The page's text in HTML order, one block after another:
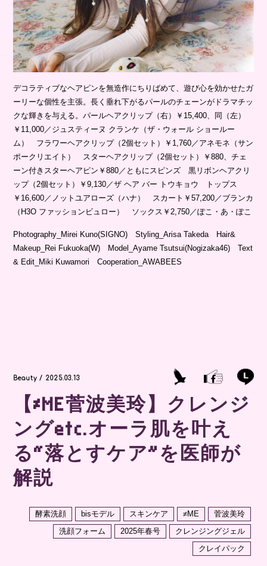
デコラティブなヘアピンを無造作にちりばめて、遊び心を効かせたガ
ーリーな個性を主張。長く垂れ下がるパールのチェーンがドラマチッ
クな輝きを与える。パールヘアクリップ（右）￥15,400、同（左）
￥11,000／ジュスティーヌ クランケ（ザ・ウォール ショールー
ム） フラワーヘアクリップ（2個セット）￥1,760／アネモネ（サン
ポークリエイト） スターヘアクリップ（2個セット）￥880、チェ
ーン付きスターヘアピン￥880／ともにスピンズ 黒リボンヘアクリ
ップ（2個セット）￥9,130／ザ ヘア バー トウキョウ トップス
￥16,600／ノットユアローズ（ハナ） スカート￥57,200／ブランカ
（H3O ファッションビュロー） ソックス￥2,750／ぽこ・あ・ぽこ
Photography_Mirei Kuno(SIGNO) Styling_Arisa Takeda Hair&
Makeup_Rei Fukuoka(W) Model_Ayame Tsutsui(Nogizaka46) Text
& Edit_Miki Kuwamori Cooperation_AWABEES
Beauty / 2025.03.13
【≠ME菅波美玲】クレンジ
ングetc.オーラ肌を叶え
る“落とすケア”を医師が
解説
酵素洗顔 bisモデル スキンケア ≠ME
菅波美玲
洗顔フォーム
2025年春号
クレンジングジェル
クレイパック